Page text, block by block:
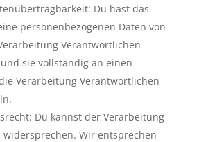
Du hast das
personenbezogenen Daten von
Verantwortlichen
sie vollständig an einen
Verarbeitung Verantwortlichen
Du kannst der Verarbeitung
Wir entsprechen